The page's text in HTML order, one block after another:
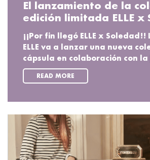
El lanzamiento de la
edición limitada ELLE x
¡¡Por fin llegó ELLE x
ELLE va a lanzar una nueva
cápsula en colaboración con la
READ MORE